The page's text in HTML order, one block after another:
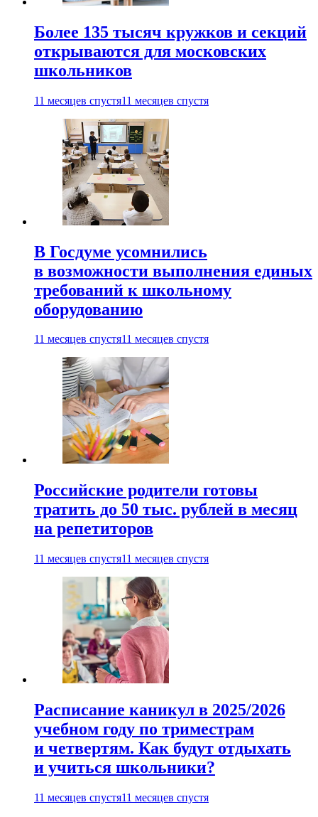
Более 135 тысяч кружков и секций
открываются для московских
школьников
11 месяцев спустя11 месяцев спустя
В Госдуме усомнились
в возможности выполнения единых
требований к школьному
оборудованию
11 месяцев спустя11 месяцев спустя
Российские родители готовы
тратить до 50 тыс. рублей в месяц
на репетиторов
11 месяцев спустя11 месяцев спустя
Расписание каникул в 2025/2026
учебном году по триместрам
и четвертям. Как будут отдыхать
и учиться школьники?
11 месяцев спустя11 месяцев спустя